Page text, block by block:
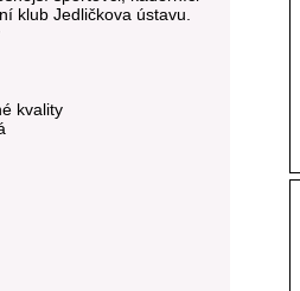
klub Jedličkova ústavu.
kvality